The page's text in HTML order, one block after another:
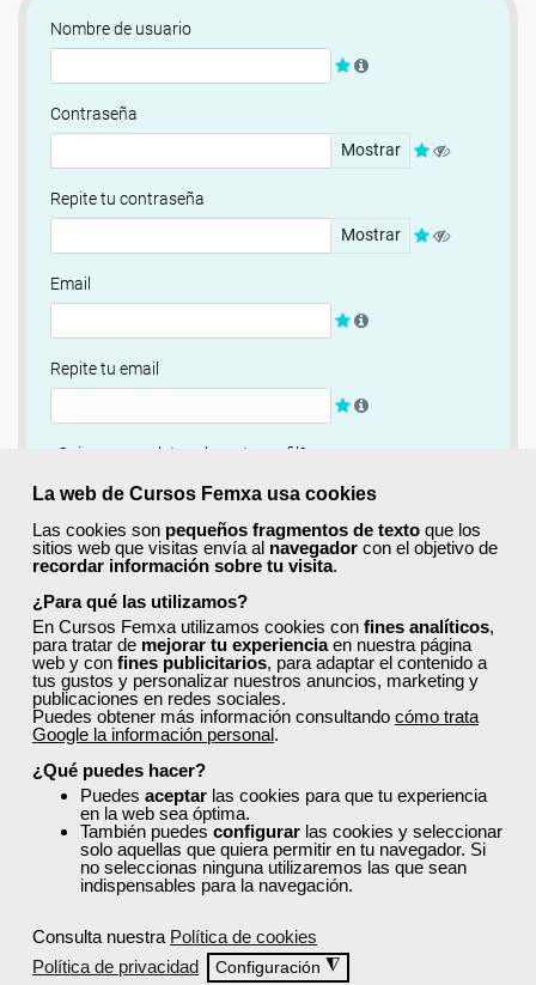
La web de Cursos Femxa usa cookies
Las cookies son pequeños fragmentos de texto que los
sitios web que visitas envía al navegador con el objetivo de
recordar información sobre tu visita.
¿Para qué las utilizamos?
En Cursos Femxa utilizamos cookies con fines analíticos,
para tratar de mejorar tu experienciaen nuestra página
web y con fines publicitarios, para adaptar el contenido a
tus gustos y personalizar nuestros anuncios, marketing y
publicaciones en redes sociales.
Puedes obtener más información consultando cómo trata
Google la información personal.
¿Qué puedes hacer?
Puedes aceptar las cookies para que tu experiencia
en la web sea óptima.
También puedes configurar las cookies y seleccionar
solo aquellas que quiera permitir en tu navegador. Si
no seleccionas ninguna utilizaremos las que sean
indispensables para la navegación.
Consulta nuestra Política de cookies
Política de privacidad
Configuración ◮
Nombre de usuario
Contraseña
Mostrar
Repite tu contraseña
Mostrar
Email
Repite tu email
¿Quieres completar ahora tu perfil?
Si
No, completaré mi perfil más adelante
Newsletter
Si, quiero recibir información sobre cursos, ofertas
exclusivas y recursos para el aprendizaje.
Términos y condiciones
He leído y acepto la Política de Privacidad
Registrarse
Quiénes Somos:
Especialistas en consultoría y formación para el empleo
Nuestro objetivo diario es, única y exclusivamente, ayudarte a
conseguir tus metas profesionales ofreciéndote los mejores